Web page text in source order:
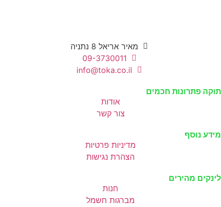
מאיר אריאל 8 נתניה
09-3730011
info@toka.co.il
תוקה פתרונות חכמים
אודות
צור קשר
מידע נוסף
מדיניות פרטיות
הצהרת נגישות
לינקים מהירים
חנות
מברגות חשמל